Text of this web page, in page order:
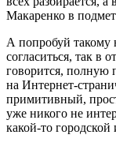
Макаренко в
А попробуй такому
согласиться, так в
говорится, полную
на Интернет-
примитивный,
уже никого не
какой-то